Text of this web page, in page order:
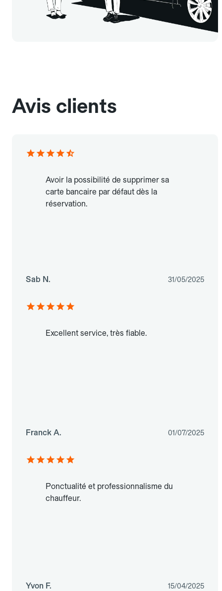
Avis clients
Avoir la possibilité de supprimer sa
carte bancaire par défaut dès la
réservation.
Sab N. 31/05/2025
Excellent service, très fiable.
Franck A. 01/07/2025
Ponctualité et professionnalisme du
chauffeur.
Yvon F. 15/04/2025